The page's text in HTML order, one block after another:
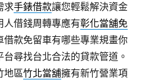
求手錶借款讓您輕鬆解決資金
人借錢周轉專應有彰化當舖免
借款免留車有哪些專業規畫你
台尋找台北合法的貸款管道。
地區竹北當舖擁有新竹營業項